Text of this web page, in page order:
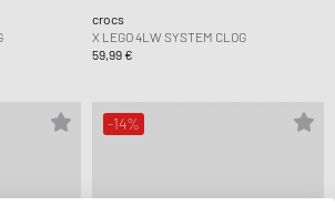
crocs
X LEGO 4LW SYSTEM CLOG
59,99 €
-14%